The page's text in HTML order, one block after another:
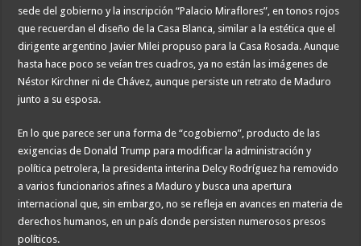
sede del gobierno y la inscripción “Palacio Miraflores”, en tonos rojos
que recuerdan el diseño de la Casa Blanca, similar a la estética que el
dirigente argentino Javier Milei propuso para la Casa Rosada. Aunque
hasta hace poco se veían tres cuadros, ya no están las imágenes de
Néstor Kirchner ni de Chávez, aunque persiste un retrato de Maduro
junto a su esposa.
En lo que parece ser una forma de “cogobierno”, producto de las
exigencias de Donald Trump para modificar la administración y
política petrolera, la presidenta interina Delcy Rodríguez ha removido
a varios funcionarios afines a Maduro y busca una apertura
internacional que, sin embargo, no se refleja en avances en materia de
derechos humanos, en un país donde persisten numerosos presos
políticos.